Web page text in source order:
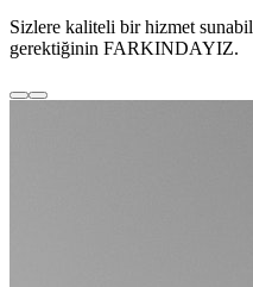
Sizlere kaliteli bir hizmet
gerektiğinin FARKINDAYIZ.